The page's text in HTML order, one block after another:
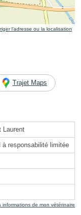
l’adresse ou la localisation
Trajet Maps
Laurent
responsabilité limitée
informations de mon vétérinaire